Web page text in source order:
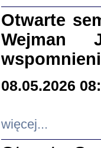
Otwarte
Wejman
08.05.2026
więcej...